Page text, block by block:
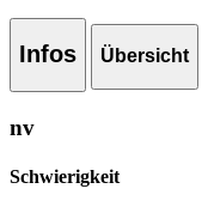
Infos Übersicht
nv
Schwierigkeit